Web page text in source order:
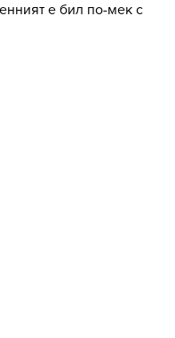
е бил по-мек с